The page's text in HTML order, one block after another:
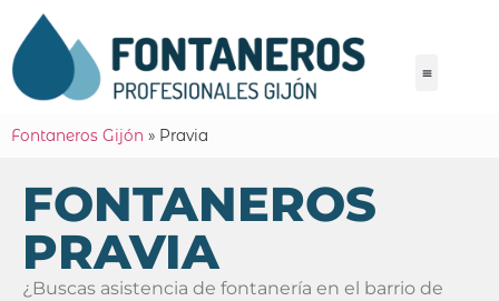
Fontaneros Gijón » Pravia
FONTANEROS
PRAVIA
¿Buscas asistencia de fontanería en el barrio de